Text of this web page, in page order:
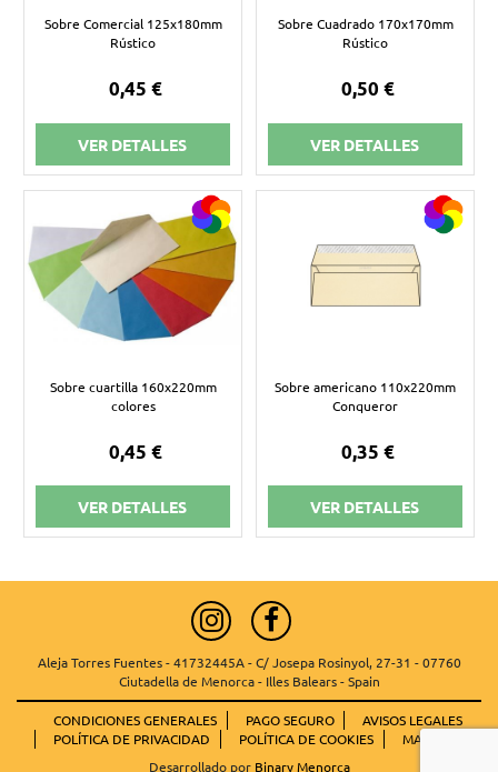
Sobre Comercial 125x180mm
Rústico
0,45 €
VER DETALLES
Sobre Cuadrado 170x170mm
Rústico
0,50 €
VER DETALLES
Sobre cuartilla 160x220mm
colores
0,45 €
VER DETALLES
Sobre americano 110x220mm
Conqueror
0,35 €
VER DETALLES
Aleja Torres Fuentes - 41732445A - C/ Josepa Rosinyol, 27-31 - 07760
Ciutadella de Menorca - Illes Balears - Spain
CONDICIONES GENERALES PAGO SEGURO
AVISOS LEGALES
POLÍTICA DE PRIVACIDAD
POLÍTICA DE COOKIES
MAPA WEB
Desarrollado por Binary Menorca